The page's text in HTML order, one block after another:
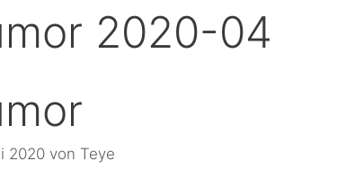
2020-04
2020 von Teye